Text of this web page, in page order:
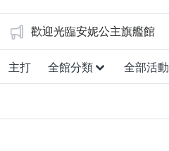
歡迎光臨安妮公主旗艦館
主打 全館分類 全部活動